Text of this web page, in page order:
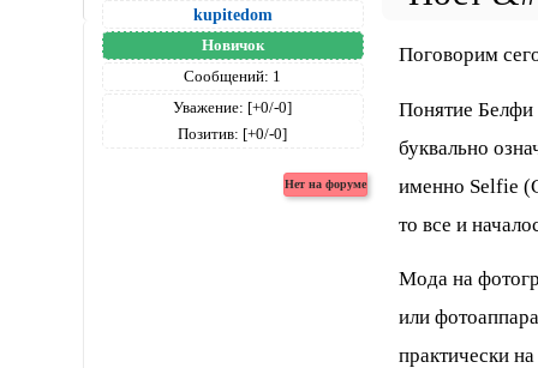
kupitedom
Новичок
Сообщений: 1
Уважение: [+0/-0]
Позитив: [+0/-0]
Поговорим
Понятие Белфи
буквально
именно Selfie
то все и
Мода на
или
практически